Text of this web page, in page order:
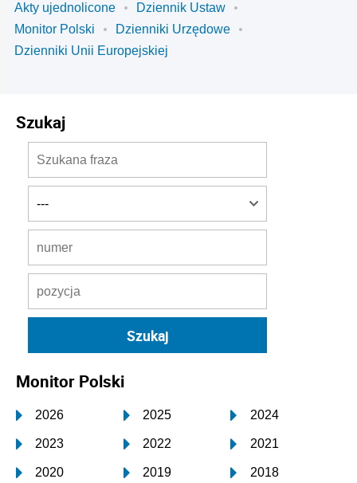
Akty ujednolicone
Dziennik Ustaw
Monitor Polski
Dzienniki Urzędowe
Dzienniki Unii Europejskiej
Szukaj
Monitor Polski
2026 2025 2024
2023 2022 2021
2020 2019 2018